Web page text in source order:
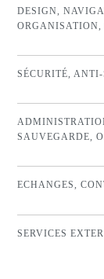
DESIGN,
ORGANISATION,
SÉCURITÉ,
SAUVEGARDE,
ECHANGES,
SERVICES